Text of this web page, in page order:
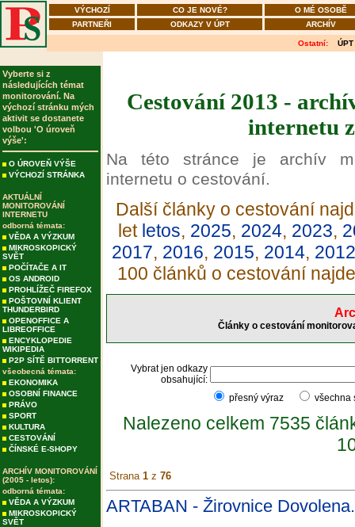
VÝCHOZÍ CO JE NOVÉ?
O MÉ OSOBĚ
PARTNEŘI
ODKAZY V ÚPT ARCHÍV
Ostatní: ÚPT
Vyberte si z
následujících témat
monitorování. Na
výchozí stránku mých
aktivit se dostanete
volbou 'O úroveň
výše':
O ÚROVEŇ VÝŠE
VÝCHOZÍ STRÁNKA
AKTUÁLNÍ
MONITOROVÁNÍ
INTERNETU
odborná témata:
VĚDA A VÝZKUM
MIKROSKOPICKÝ
SVĚT
POČÍTAČE A IT
OS ANDROID
PROHLÍŽEČ FIREFOX
POŠTOVNÍ KLIENT
THUNDERBIRD
OPENOFFICE A
LIBREOFFICE
ENCYKLOPEDIE
WIKIPEDIA
P2P SÍTĚ BITTORRENT
všeobecná témata:
EKONOMIKA
OSOBNÍ FINANCE
PRÁVO
SPORT
KULTURA
CESTOVÁNÍ
ČÍNSKÉ E-SHOPY
ARCHÍV MONITOROVÁNÍ
(2005 - letos):
odborná témata:
VĚDA A VÝZKUM
MIKROSKOPICKÝ
SVĚT
Cestování 2013 -
internetu
Na této stránce je archív
internetu o cestování.
Další články o cestování
let letos, 2025, 2024, 2023,
2017, 2016, 2015, 2014, 2012
100 článků o cestování
Články o cestování
Vybrat jen odkazy
obsahující:
přesný výraz
Nalezeno celkem 7535
Strana 1 z 76
ARTABAN - Žirovnice